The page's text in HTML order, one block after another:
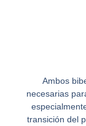
Ambos
necesarias
transición del